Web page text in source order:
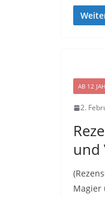
AB 12
2.
und
Magier